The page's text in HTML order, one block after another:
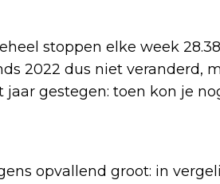
stoppen elke week
2022 dus niet veranderd,
gestegen: toen kon je
opvallend groot: in